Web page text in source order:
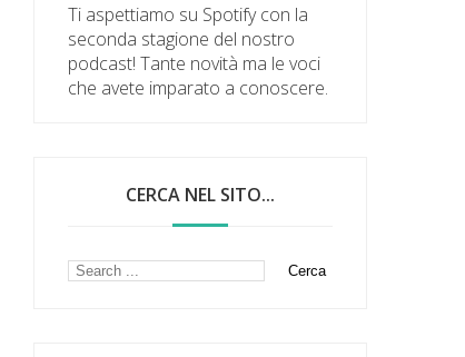
Ti aspettiamo su Spotify con la
seconda stagione del nostro
podcast! Tante novità ma le voci
che avete imparato a conoscere.
CERCA NEL SITO...